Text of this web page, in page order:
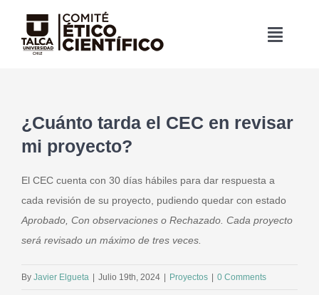
content
Toggle
Nosotros
Memoria
¿Cuánto tarda el CEC en revisar
mi proyecto?
El CEC cuenta con 30 días hábiles para dar respuesta a
cada revisión de su proyecto, pudiendo quedar con estado
Aprobado, Con observaciones o Rechazado. Cada proyecto
será revisado un máximo de tres veces.
By Javier Elgueta | Julio 19th, 2024 | Proyectos | 0 Comments